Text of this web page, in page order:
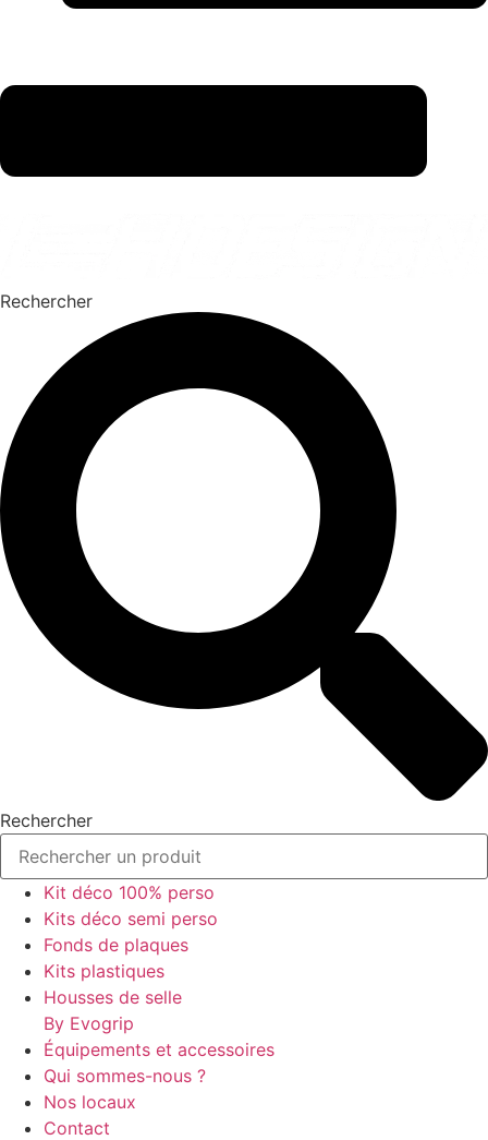
Rechercher
Rechercher
Kit déco 100% perso
Kits déco semi perso
Fonds de plaques
Kits plastiques
Housses de selle
By Evogrip
Équipements et accessoires
Qui sommes-nous ?
Nos locaux
Contact